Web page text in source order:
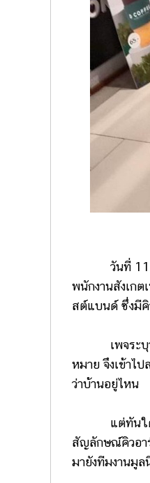
วันที่ 11 กั
พนักงานสังเก
สต์แบนด์ ซึ่งมีคิ
เพจระบุว่า
หมาย จึงเข้าไ
ว่าบ้านอยู่ไหน
แต่ทันใดนั้น
สัญลักษณ์คิวอา
มายังทีมงานมูล